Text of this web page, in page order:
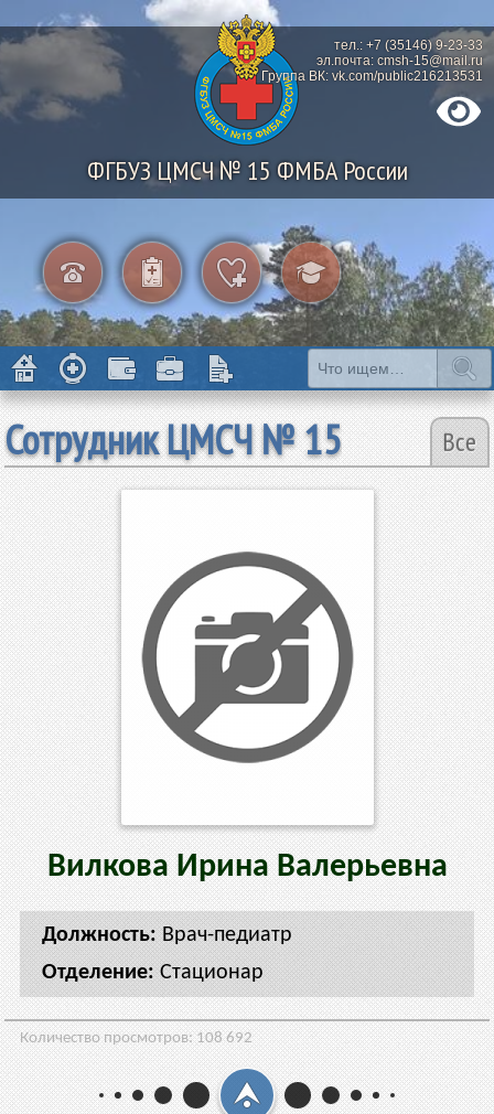
ФГБУЗ ЦМСЧ № 15 ФМБА России
тел.: +7 (35146) 9-23-33
эл.почта: cmsh-15@mail.ru
Группа ВК: vk.com/public216213531
Сотрудник ЦМСЧ № 15 Все
ВилковаИринаВалерьевна
Врач-педиатр
Стационар
Количество просмотров: 108 692